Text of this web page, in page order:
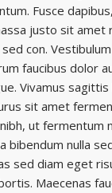
Fusce
justo sit amet
sed con.
faucibus dolor
Vivamus
sit amet
ut
bibendum nulla
sed diam eget
Maecenas